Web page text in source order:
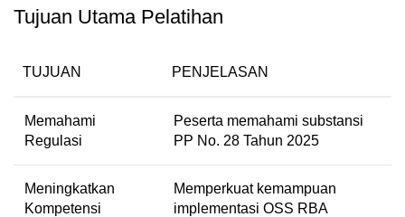
Tujuan Utama Pelatihan
TUJUAN PENJELASAN
Memahami
Regulasi
Peserta memahami substansi
PP No. 28 Tahun 2025
Meningkatkan
Kompetensi
Memperkuat kemampuan
implementasi OSS RBA